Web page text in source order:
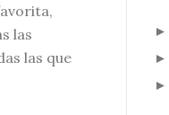
las
las que
►
►
►